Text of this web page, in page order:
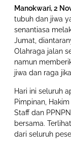
Manokwari, 2
tubuh dan jiwa
senantiasa
Jumat,
Olahraga jalan
namun
jiwa dan raga
Hari ini seluruh
Pimpinan,
Staff dan
bersama.
dari seluruh